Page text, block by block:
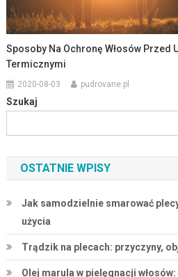
Sposoby Na Ochronę Włosów Przed
Termicznymi
2020-08-03 pudrovane.pl
Szukaj
OSTATNIE WPISY
Jak samodzielnie smarować
użycia
Trądzik na plecach: przyczyny,
Olej marula w pielęgnacji